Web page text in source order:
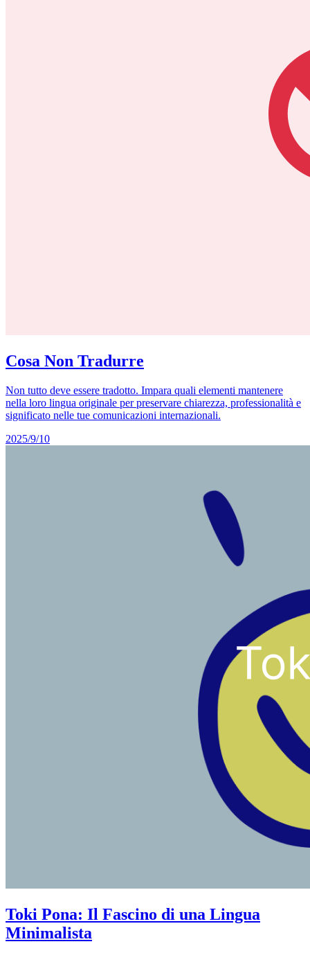
Cosa Non Tradurre
Non tutto deve essere tradotto. Impara quali elementi mantenere
nella loro lingua originale per preservare chiarezza, professionalità e
significato nelle tue comunicazioni internazionali.
2025/9/10
Toki Pona: Il Fascino di una Lingua
Minimalista